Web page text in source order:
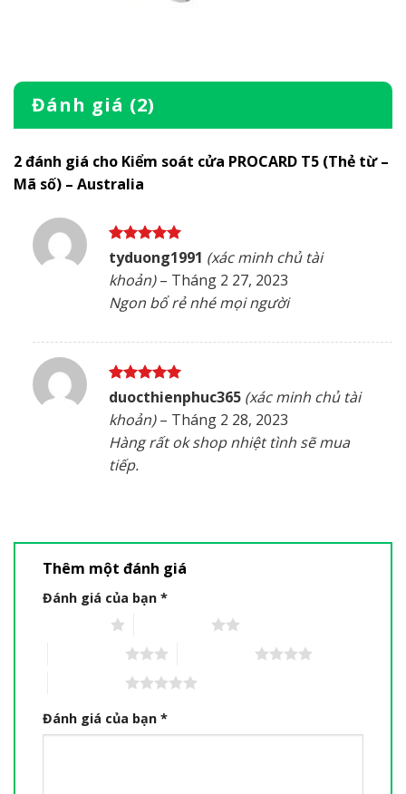
Đánh giá (2)
2 đánh giá cho Kiểm soát cửa PROCARD T5 (Thẻ từ –
Mã số) – Australia
Được xếp
hạng
5
sao
tyduong1991 (xác minh chủ tài
khoản) – Tháng 2 27, 2023
Ngon bổ rẻ nhé mọi người
Được xếp
sao
duocthienphuc365 (xác minh chủ tài
khoản) – Tháng 2 28, 2023
Hàng rất ok shop nhiệt tình sẽ mua
tiếp.
Thêm một đánh giá
Đánh giá của bạn *
Đánh giá của bạn *